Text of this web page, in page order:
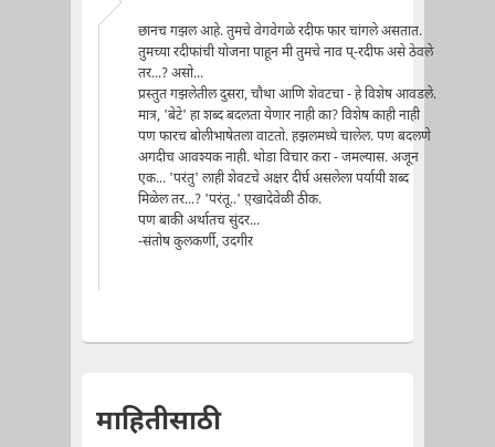
छानच गझल आहे. तुमचे वेगवेगळे रदीफ फार चांगले असतात.
तुमच्या रदीफांची योजना पाहून मी तुमचे नाव प्-रदीफ असे ठेवले
तर...? असो...
प्रस्तुत गझलेतील दुसरा, चौथा आणि शेवटचा - हे विशेष आवडले.
मात्र, 'बेटे' हा शब्द बदलता येणार नाही का? विशेष काही नाही
पण फारच बोलीभाषेतला वाटतो. हझलमध्ये चालेल. पण बदलणे
अगदीच आवश्यक नाही. थोडा विचार करा - जमल्यास. अजून
एक... 'परंतु' लाही शेवटचे अक्षर दीर्घ असलेला पर्यायी शब्द
मिळेल तर...? 'परंतू..' ए़खादेवेळी ठीक.
पण बाकी अर्थातच सुंदर...
-संतोष कुलकर्णी, उदगीर
माहितीसाठी